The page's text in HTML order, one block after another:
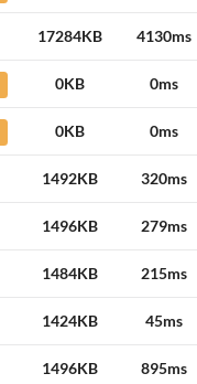
17284KB 4130ms
0KB 0ms
0KB 0ms
1492KB 320ms
1496KB 279ms
1484KB 215ms
1424KB 45ms
1496KB 895ms